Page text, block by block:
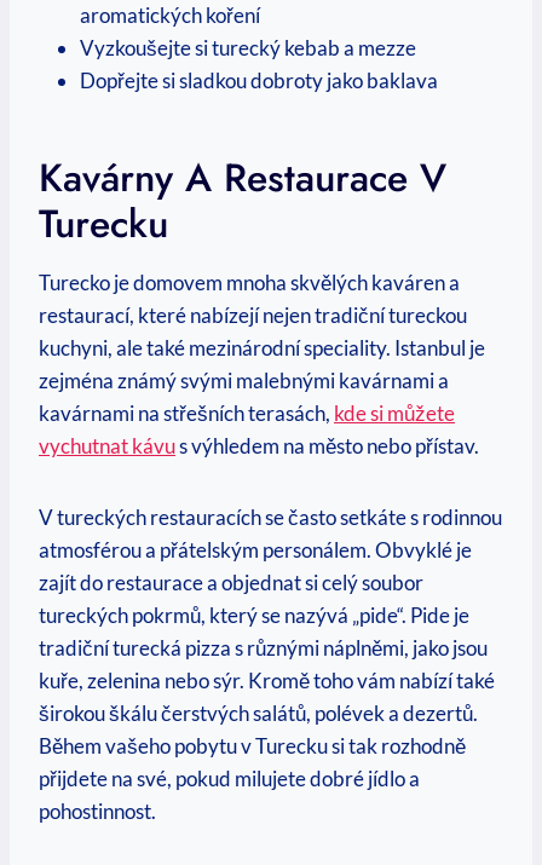
aromatických koření
Vyzkoušejte si turecký kebab a mezze
Dopřejte si sladkou dobroty jako baklava
Kavárny A Restaurace V
Turecku
Turecko je domovem mnoha skvělých kaváren a
restaurací, které nabízejí nejen tradiční tureckou
kuchyni, ale také mezinárodní speciality. Istanbul je
zejména známý svými malebnými kavárnami a
kavárnami na střešních terasách, kde si můžete
vychutnat kávus výhledem na město nebo přístav.
V tureckých restauracích se často setkáte s rodinnou
atmosférou a přátelským personálem. Obvyklé je
zajít do restaurace a objednat si celý soubor
tureckých pokrmů, který se nazývá „pide“. Pide je
tradiční turecká pizza s různými náplněmi, jako jsou
kuře, zelenina nebo sýr. Kromě toho vám nabízí také
širokou škálu čerstvých salátů, polévek a dezertů.
Během vašeho pobytu v Turecku si tak rozhodně
přijdete na své, pokud milujete dobré jídlo a
pohostinnost.